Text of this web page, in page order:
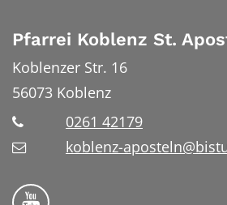
Pfarrei Koblenz St.
Koblenzer Str. 16
56073 Koblenz
0261 42179
koblenz-
Bistum Trier auf YouTube